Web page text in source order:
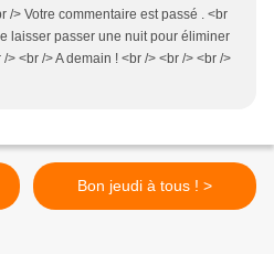
/> Votre commentaire est passé . <br
laisser passer une nuit pour éliminer
/> <br /> A demain ! <br /> <br /> <br />
Bon jeudi à tous ! >